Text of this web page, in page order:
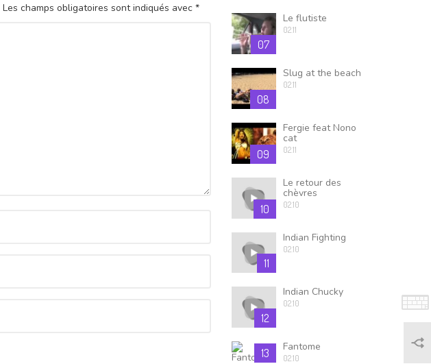
Les champs obligatoires sont indiqués avec *
07
Le flutiste
02.11
08
Slug at the beach
02.11
09
Fergie feat Nono
cat
02.11
10
Le retour des
chèvres
02.10
11
Indian Fighting
02.10
12
Indian Chucky
02.10
13 Fantome
02.10